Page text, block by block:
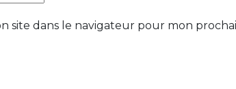
site dans le navigateur pour mon